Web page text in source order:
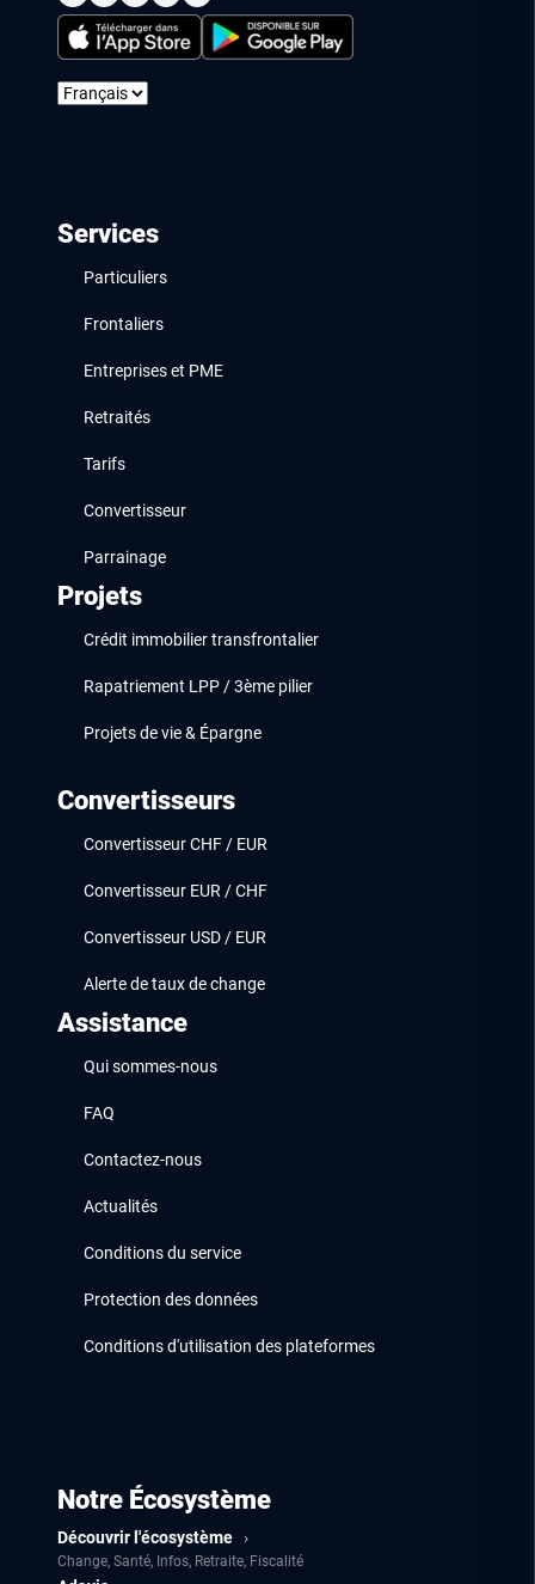
Services
Particuliers
Frontaliers
Entreprises et PME
Retraités
Tarifs
Convertisseur
Parrainage
Projets
Crédit immobilier transfrontalier
Rapatriement LPP / 3ème pilier
Projets de vie & Épargne
Convertisseurs
Convertisseur CHF / EUR
Convertisseur EUR / CHF
Convertisseur USD / EUR
Alerte de taux de change
Assistance
Qui sommes-nous
FAQ
Contactez-nous
Actualités
Conditions du service
Protection des données
Conditions d'utilisation des plateformes
Notre Écosystème
Découvrir l'écosystème ›
Change, Santé, Infos, Retraite, Fiscalité